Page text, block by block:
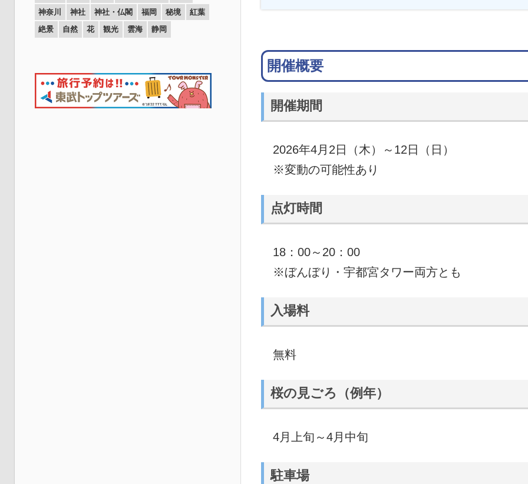
開催概要
開催期間
2026年4月2日（木）～12日（日）
※変動の可能性あり
点灯時間
18：00～20：00
※ぼんぼり・宇都宮タワー両方とも
入場料
無料
桜の見ごろ（例年）
4月上旬～4月中旬
駐車場
神奈川
神社 神社・仏閣 福岡 秘境
紅葉
絶景
自然 花 観光 雲海 静岡